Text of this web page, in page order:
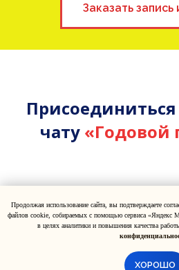
Заказать запись
чату «Годовой
Telegram-чат
Продолжая использование сайта, вы подтверждаете
файлов cookie, собираемых с помощью сервиса «Яндекс
в целях аналитики и повышения качества
ХОРОШО